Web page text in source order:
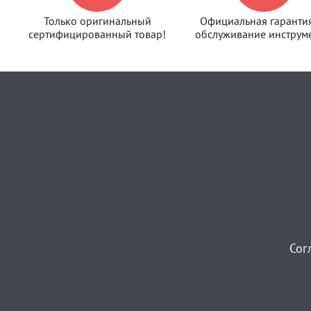
Только оригинальный
сертифицированный товар!
Официальная
обслуживание